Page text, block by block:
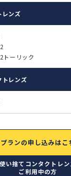
レンズ
トーリック
トレンズ
ランの申し込みはこ
使い捨てコンタクトレン
ご利用中の方